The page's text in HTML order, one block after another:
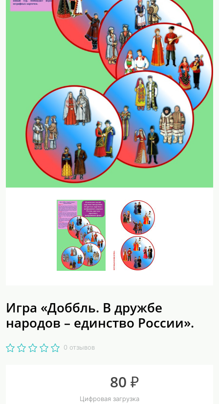
Игра «Доббль. В дружбе
народов – единство России».
0 отзывов
80 ₽
Цифровая загрузка